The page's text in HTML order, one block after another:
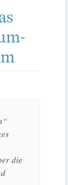
die